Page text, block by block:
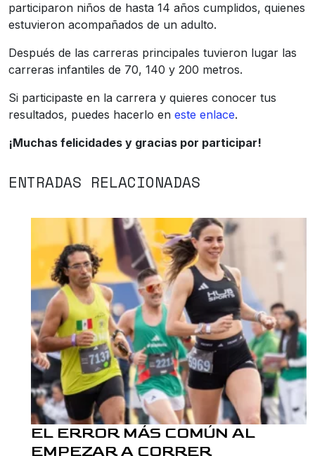
participaron niños de hasta 14 años cumplidos, quienes
estuvieron acompañados de un adulto.
Después de las carreras principales tuvieron lugar las
carreras infantiles de 70, 140 y 200 metros.
Si participaste en la carrera y quieres conocer tus
resultados, puedes hacerlo en este enlace.
¡Muchas felicidades y gracias por participar!
ENTRADAS RELACIONADAS
EL ERROR MÁS COMÚN AL
EMPEZAR A CORRER